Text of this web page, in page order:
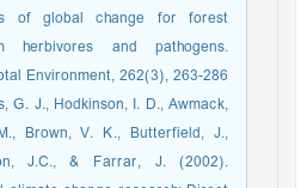
of global change for forest
herbivores and pathogens.
Environment, 262(3), 263-286.‏
G. J., Hodkinson, I. D., Awmack,
Brown, V. K., Butterfield, J.,
J.C., & Farrar, J. (2002).